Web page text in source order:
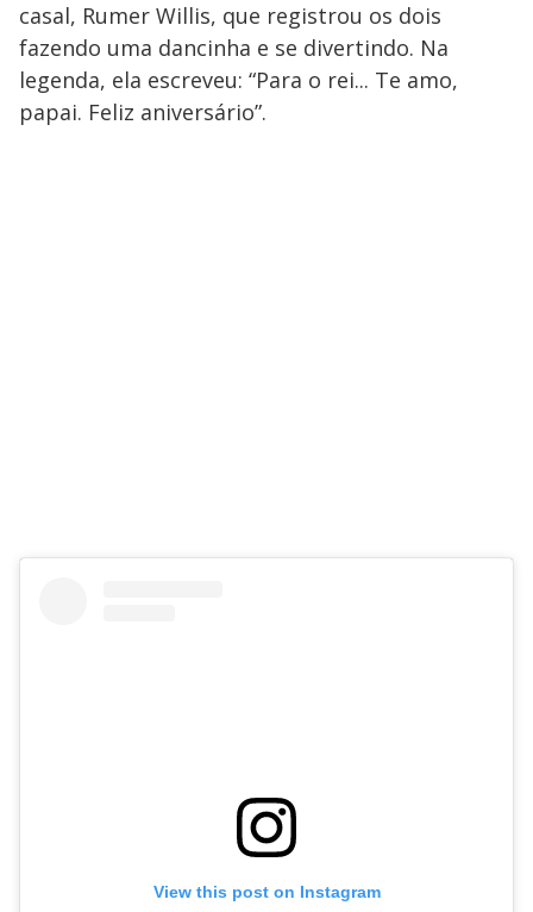
casal, Rumer Willis, que registrou os dois
fazendo uma dancinha e se divertindo. Na
legenda, ela escreveu: “Para o rei... Te amo,
papai. Feliz aniversário”.
View this post on Instagram